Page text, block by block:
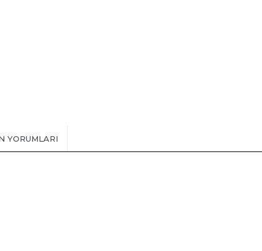
YORUMLARI